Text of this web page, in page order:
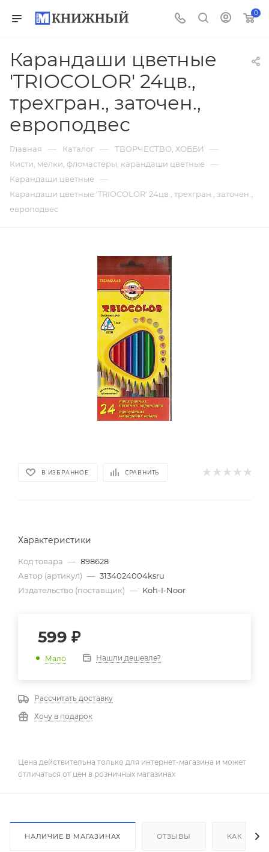
0
Карандаши цветные
'TRIOCOLOR' 24цв.,
трехгран., заточен.,
европодвес
Главная — Каталог — ТВОРЧЕСТВО, ХОББИ —
Кисти, мелки, фломастеры, карандаши цветные —
Карандаши цветные —
Карандаши цветные 'TRIOCOLOR' 24цв., трехгран., заточен.,
европодвес
В ИЗБРАННОЕ СРАВНИТЬ
Характеристики
Код товара — 898628
Автор (артикул) — 3134024004ksru
Издательство (поставщик) — Koh-I-Noor
599 ₽
Мало Нашли дешевле?
Рассчитать доставку
Хочу в подарок
Цена действительна только для интернет-магазина и может
отличаться от цен в розничных магазинах
НАЛИЧИЕ В МАГАЗИНАХ ОТЗЫВЫ КАК